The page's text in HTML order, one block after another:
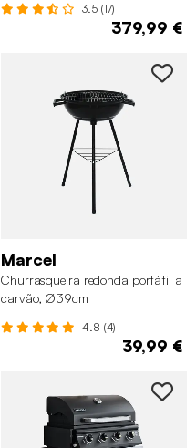
3.5 (17)
379,99 €
Marcel
Churrasqueira redonda portátil a
carvão, Ø39cm
4.8 (4)
39,99 €